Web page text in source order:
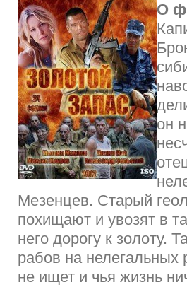
О
он
Мезенцев. Старый
похищают и увозят в
него дорогу к золоту.
рабов на нелегальных
не ищет и чья жизнь